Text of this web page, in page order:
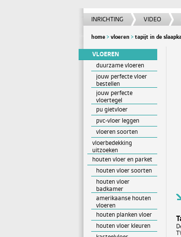
INRICHTING VIDEO
home vloeren tapijt in de
VLOEREN
duurzame vloeren
jouw perfecte vloer
bestellen
jouw perfecte
vloertegel
pu gietvloer
pvc-vloer leggen
vloeren soorten
vloerbedekking
uitzoeken
houten vloer en parket
houten vloer soorten
houten vloer
badkamer
amerikaanse houten
vloeren
houten planken vloer
houten vloer kleuren